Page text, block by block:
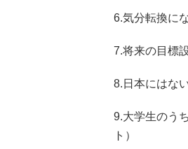
6.気分転換に
7.将来の目標
8.日本にはな
9.大学生のう
ト）